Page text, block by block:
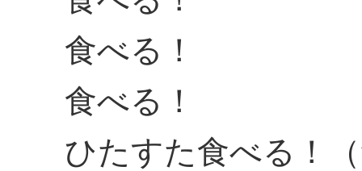
食べる！
食べる！
ひたすた食べる！